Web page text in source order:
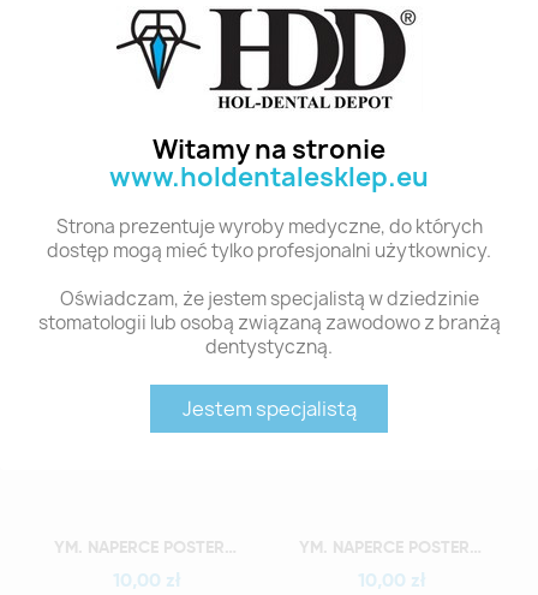
Witamy na stronie
www.holdentalesklep.eu
Strona prezentuje wyroby medyczne, do których
dostęp mogą mieć tylko profesjonalni użytkownicy.
Oświadczam, że jestem specjalistą w dziedzinie
stomatologii lub osobą związaną zawodowo z branżą
dentystyczną.
Jestem specjalistą
B1 M33G 8
Polecane produkty z tej kategorii
Szybki podgląd YM. NAPERCE POSTERIOR - AKRYLOWE ZĘBY SZTUCZNE - B1-M28G
10,00 zł
Szybki podgląd YM. NAPERCE POSTERIOR - AKRYLOWE ZĘBY SZTUCZNE - B1-M30G
10,00 zł